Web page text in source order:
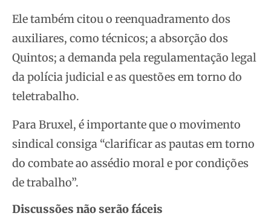
Ele também citou o reenquadramento dos
auxiliares, como técnicos; a absorção dos
Quintos; a demanda pela regulamentação legal
da polícia judicial e as questões em torno do
teletrabalho.
Para Bruxel, é importante que o movimento
sindical consiga “clarificar as pautas em torno
do combate ao assédio moral e por condições
de trabalho”.
Discussões não serão fáceis